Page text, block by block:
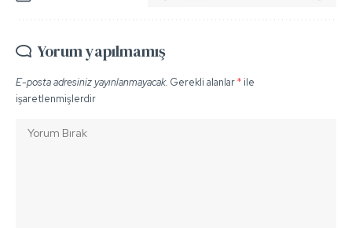
Yorum yapılmamış
E-posta adresiniz yayınlanmayacak. Gerekli alanlar*ile
işaretlenmişlerdir